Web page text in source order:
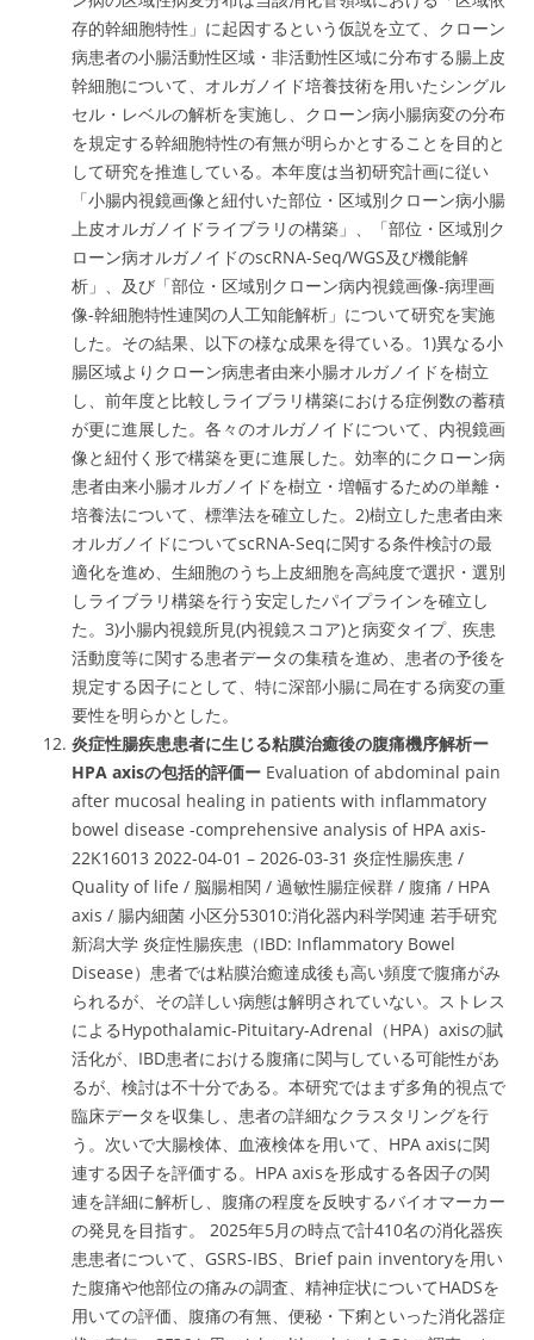
存的幹細胞特性」に起因するという仮説を立て、クローン
病患者の小腸活動性区域・非活動性区域に分布する腸上皮
幹細胞について、オルガノイド培養技術を用いたシングル
セル・レベルの解析を実施し、クローン病小腸病変の分布
を規定する幹細胞特性の有無が明らかとすることを目的と
して研究を推進している。本年度は当初研究計画に従い
「小腸内視鏡画像と紐付いた部位・区域別クローン病小腸
上皮オルガノイドライブラリの構築」、「部位・区域別ク
ローン病オルガノイドのscRNA-Seq/WGS及び機能解
析」、及び「部位・区域別クローン病内視鏡画像-病理画
像-幹細胞特性連関の人工知能解析」について研究を実施
した。その結果、以下の様な成果を得ている。1)異なる小
腸区域よりクローン病患者由来小腸オルガノイドを樹立
し、前年度と比較しライブラリ構築における症例数の蓄積
が更に進展した。各々のオルガノイドについて、内視鏡画
像と紐付く形で構築を更に進展した。効率的にクローン病
患者由来小腸オルガノイドを樹立・増幅するための単離・
培養法について、標準法を確立した。2)樹立した患者由来
オルガノイドについてscRNA-Seqに関する条件検討の最
適化を進め、生細胞のうち上皮細胞を高純度で選択・選別
しライブラリ構築を行う安定したパイプラインを確立し
た。3)小腸内視鏡所見(内視鏡スコア)と病変タイプ、疾患
活動度等に関する患者データの集積を進め、患者の予後を
規定する因子にとして、特に深部小腸に局在する病変の重
要性を明らかとした。
炎症性腸疾患患者に生じる粘膜治癒後の腹痛機序解析ー
HPA axisの包括的評価ー Evaluation of abdominal pain
after mucosal healing in patients with inflammatory
bowel disease -comprehensive analysis of HPA axis-
22K16013 2022-04-01 – 2026-03-31 炎症性腸疾患 /
Quality of life / 脳腸相関 / 過敏性腸症候群 / 腹痛 / HPA
axis / 腸内細菌 小区分53010:消化器内科学関連 若手研究
新潟大学 炎症性腸疾患（IBD: Inflammatory Bowel
Disease）患者では粘膜治癒達成後も高い頻度で腹痛がみ
られるが、その詳しい病態は解明されていない。ストレス
によるHypothalamic-Pituitary-Adrenal（HPA）axisの賦
活化が、IBD患者における腹痛に関与している可能性があ
るが、検討は不十分である。本研究ではまず多角的視点で
臨床データを収集し、患者の詳細なクラスタリングを行
う。次いで大腸検体、血液検体を用いて、HPA axisに関
連する因子を評価する。HPA axisを形成する各因子の関
連を詳細に解析し、腹痛の程度を反映するバイオマーカー
の発見を目指す。 2025年5月の時点で計410名の消化器疾
患患者について、GSRS-IBS、Brief pain inventoryを用い
た腹痛や他部位の痛みの調査、精神症状についてHADSを
用いての評価、腹痛の有無、便秘・下痢といった消化器症